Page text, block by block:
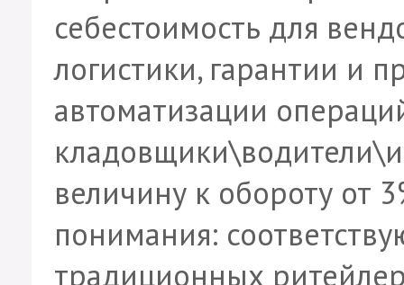
себестоимость для
логистики, гарантии и
автоматизации
величину к обороту от
понимания:
традиционных